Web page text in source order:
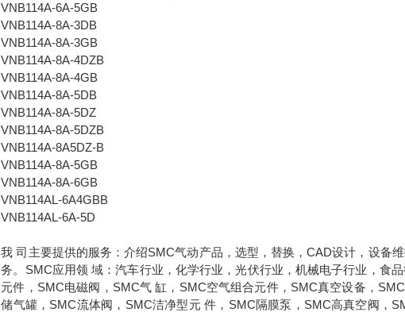
VNB114A-6A-5GB
VNB114A-8A-3DB
VNB114A-8A-3GB
VNB114A-8A-4DZB
VNB114A-8A-4GB
VNB114A-8A-5DB
VNB114A-8A-5DZ
VNB114A-8A-5DZB
VNB114A-8A5DZ-B
VNB114A-8A-5GB
VNB114A-8A-6GB
VNB114AL-6A4GBB
VNB114AL-6A-5D
我 司主要提供的服务：介绍SMC气动产品，选型，替换，CAD设计，设备
务。SMC应用领 域：汽车行业，化学行业，光伏行业，机械电子行业，食
元件，SMC电磁阀，SMC气 缸，SMC空气组合元件，SMC真空设备，
储气罐，SMC流体阀，SMC洁净型元 件，SMC隔膜泵，SMC高真空阀，